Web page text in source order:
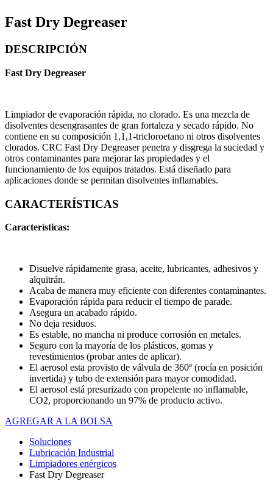
Fast Dry Degreaser
DESCRIPCIÓN
Fast Dry Degreaser
Limpiador de evaporación rápida, no clorado. Es una mezcla de
disolventes desengrasantes de gran fortaleza y secado rápido. No
contiene en su composición 1,1,1-tricloroetano ni otros disolventes
clorados. CRC Fast Dry Degreaser penetra y disgrega la suciedad y
otros contaminantes para mejorar las propiedades y el
funcionamiento de los equipos tratados. Está diseñado para
aplicaciones donde se permitan disolventes inflamables.
CARACTERÍSTICAS
Características:
Disuelve rápidamente grasa, aceite, lubricantes, adhesivos y
alquitrán.
Acaba de manera muy eficiente con diferentes contaminantes.
Evaporación rápida para reducir el tiempo de parade.
Asegura un acabado rápido.
No deja residuos.
Es estable, no mancha ni produce corrosión en metales.
Seguro con la mayoría de los plásticos, gomas y
revestimientos (probar antes de aplicar).
El aerosol esta provisto de válvula de 360º (rocía en posición
invertida) y tubo de extensión para mayor comodidad.
El aerosol está presurizado con propelente no inflamable,
CO2, proporcionando un 97% de producto activo.
AGREGAR A LA BOLSA
Soluciones
Lubricación Industrial
Limpiadores enérgicos
Fast Dry Degreaser